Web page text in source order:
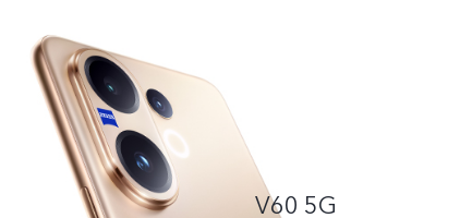
V60 5G